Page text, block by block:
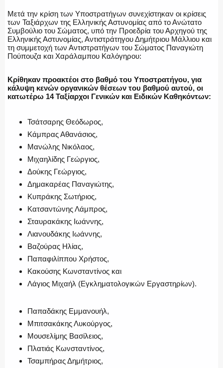
ΕΚΑΒ
ΑΣΤΥΝΟΜΙΚΟ ΡΕΠΟΡΤΑΖ
Η ΦΩΝΗ ΣΟΥ
ΟΠΛΑ/ΕΞΟΠΛΙΣΜΟΣ
ΟΜΑΔΕΣ ΕΛ.ΑΣ.
Μετά την κρίση των Υποστρατήγων συνεχίστηκαν οι κρίσεις
των Ταξιάρχων της Ελληνικής Αστυνομίας από το Ανώτατο
Συμβούλιο του Σώματος, υπό την Προεδρία του Αρχηγού της
Ελληνικής Αστυνομίας, Αντιστράτηγου Δημήτριου Μάλλιου και
τη συμμετοχή των Αντιστρατήγων του Σώματος Παναγιώτη
Πούπουζα και Χαράλαμπου Καλόγηρου:
Κρίθηκαν προακτέοι στο βαθμό του Υποστρατήγου, για
κάλυψη κενών οργανικών θέσεων του βαθμού αυτού, οι
κατωτέρω 14 Ταξίαρχοι Γενικών και Ειδικών Καθηκόντων:
Τσάτσαρης Θεόδωρος,
Κάμπρας Αθανάσιος,
Μανώλης Νικόλαος,
Μιχαηλίδης Γεώργιος,
Δούκης Γεώργιος,
Δημακαρέας Παναγιώτης,
Κυπράκης Σωτήριος,
Κατσαντώνης Λάμπρος,
Σταυρακάκης Ιωάννης,
Λιανουδάκης Ιωάννης,
Βαζούρας Ηλίας,
Παπαφιλίππου Χρήστος,
Κακούσης Κωνσταντίνος και
Λάγιος Μιχαήλ (Εγκληματολογικών Εργαστηρίων).
Παπαδάκης Εμμανουήλ,
Μπιτσακάκης Λυκούργος,
Μουσελίμης Βασίλειος,
Πλατιάς Κωνσταντίνος,
Τσαμπήρας Δημήτριος,